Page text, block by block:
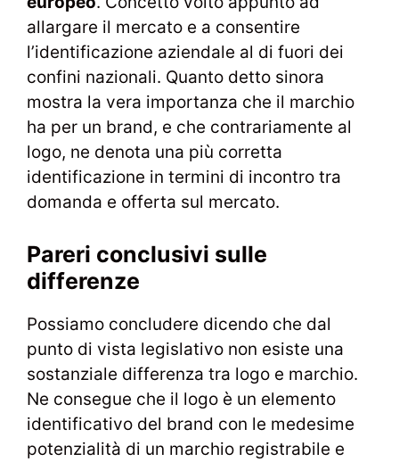
allargare il mercato e a consentire
l’identificazione aziendale al di fuori dei
confini nazionali. Quanto detto sinora
mostra la vera importanza che il marchio
ha per un brand, e che contrariamente al
logo, ne denota una più corretta
identificazione in termini di incontro tra
domanda e offerta sul mercato.
Pareri conclusivi sulle
differenze
Possiamo concludere dicendo che dal
punto di vista legislativo non esiste una
sostanziale differenza tra logo e marchio.
Ne consegue che il logo è un elemento
identificativo del brand con le medesime
potenzialità di un marchio registrabile e